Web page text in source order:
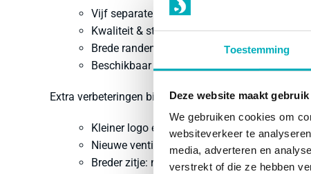
Toestemming
Deze website maakt
We gebruiken cookies om
websiteverkeer te
media, adverteren en
verstrekt of die ze hebben
Vijf separate luchtkamers
Kwaliteit & stabiliteit
Brede randen
Beschikbaar in verschillende kleuren
Extra verbeteringen bij het Midnight bevallingsbad:
Kleiner logo en minder tekst: rustiger beeld
Nieuwe ventielen bodem en zitje: geen
Breder zitje: meer comfort